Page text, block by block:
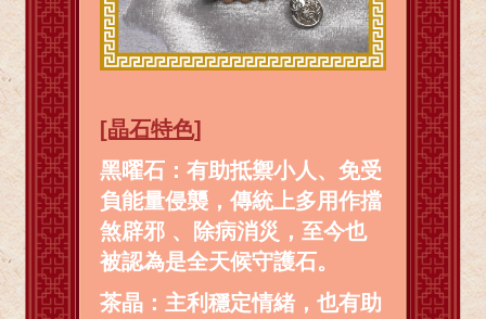
[晶石特色]
黑曜石：有助抵禦小人、免受
負能量侵襲，傳統上多用作擋
煞辟邪 、除病消災，至今也
被認為是全天候守護石。
茶晶：主利穩定情緒，也有助